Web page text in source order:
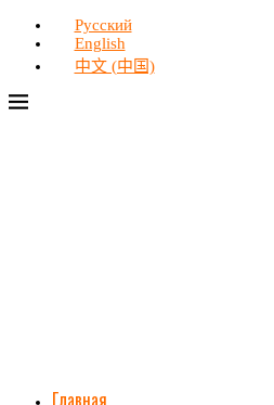
Русский
English
中文 (中国)
Главная